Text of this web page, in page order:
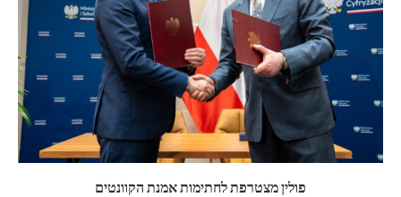
פולין מצטרפת לחתימות אמנת הקוונטים